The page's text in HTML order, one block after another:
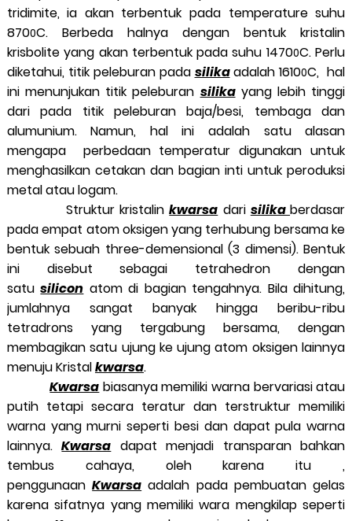
tridimite, ia akan terbentuk pada temperature suhu
8700C. Berbeda halnya dengan bentuk kristalin
krisbolite yang akan terbentuk pada suhu 14700C. Perlu
diketahui, titik peleburan pada silikaadalah 16100C, hal
ini menunjukan titik peleburan silikayang lebih tinggi
dari pada titik peleburan baja/besi, tembaga dan
alumunium. Namun, hal ini adalah satu alasan
mengapa perbedaan temperatur digunakan untuk
menghasilkan cetakan dan bagian inti untuk peroduksi
metal atau logam.
Struktur kristalinkwarsa dari silikaberdasar
pada empat atom oksigen yang terhubung bersama ke
bentuk sebuah three-demensional (3 dimensi). Bentuk
ini disebut sebagai tetrahedron dengan
satusilicon atom di bagian tengahnya. Bila dihitung,
jumlahnya sangat banyak hingga beribu-ribu
tetradrons yang tergabung bersama, dengan
membagikan satu ujung ke ujung atom oksigen lainnya
menuju Kristalkwarsa.
Kwarsa biasanya memiliki warna bervariasi atau
putih tetapi secara teratur dan terstruktur memiliki
warna yang murni seperti besi dan dapat pula warna
lainnya.Kwarsa dapat menjadi transparan bahkan
tembus cahaya, oleh karena itu ,
penggunaanKwarsa adalah pada pembuatan gelas
karena sifatnya yang memiliki wara mengkilap seperti